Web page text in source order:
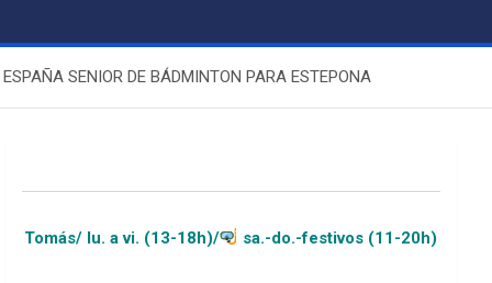
SENIOR DE BÁDMINTON PARA ESTEPONA
(13-18h)/ sa.-do.-festivos (11-20h)